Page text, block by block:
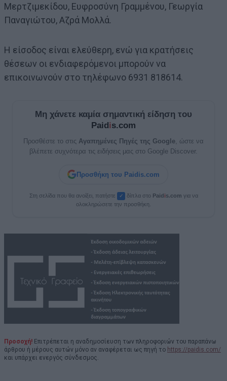
Μερτζιμεκίδου, Ευφροσύνη Γραμμένου, Γεωργία
Παναγιώτου, Αζρά Μολλά.
Η είσοδος είναι ελεύθερη, ενώ για κρατήσεις
θέσεων οι ενδιαφερόμενοι μπορούν να
επικοινωνούν στο τηλέφωνο 6931 818614.
Μη χάνετε καμία σημαντική είδηση του
Paidis.com
Προσθέστε το στις Αγαπημένες Πηγές της Google , ώστε να
βλέπετε συχνότερα τις ειδήσεις μας στο Google Discover.
Προσθήκη του Paidis.com
Στη σελίδα που θα ανοίξει, πατήστε ✓ δίπλα στο Paidis.com για να
ολοκληρώσετε την προσθήκη.
Προσοχή! Επιτρέπεται η αναδημοσίευση των πληροφοριών του παραπάνω
άρθρου ή μέρους αυτών μόνο αν αναφέρεται ως πηγή το https://paidis.com/
και υπάρχει ενεργός σύνδεσμος.